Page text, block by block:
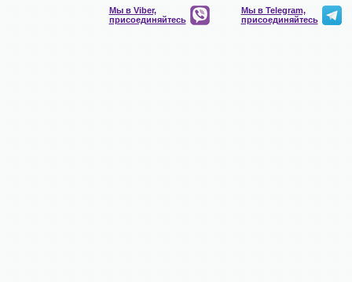
Мы в Viber,
присоединяйтесь
Мы в Telegram,
присоединяйтесь